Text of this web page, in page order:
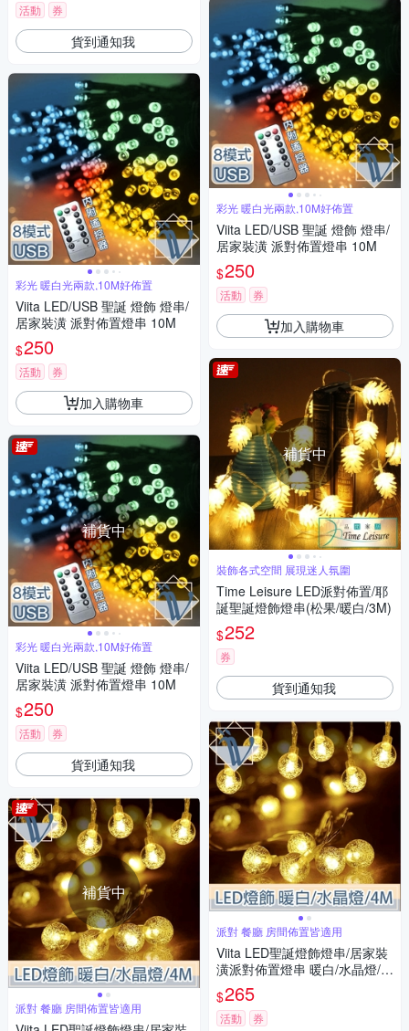
活動 券
貨到通知我
彩光 暖白光兩款,10M好佈置
Viita LED/USB 聖誕 燈飾 燈串/
居家裝潢 派對佈置燈串 10M
$250
活動 券
加入購物車
補貨中
彩光 暖白光兩款,10M好佈置
Viita LED/USB 聖誕 燈飾 燈串/
居家裝潢 派對佈置燈串 10M
$250
活動 券
貨到通知我
補貨中
派對 餐廳 房間佈置皆適用
彩光 暖白光兩款,10M好佈置
Viita LED/USB 聖誕 燈飾 燈串/
居家裝潢 派對佈置燈串 10M
$250
活動 券
加入購物車
補貨中
裝飾各式空間 展現迷人氛圍
Time Leisure LED派對佈置/耶
誕聖誕燈飾燈串(松果/暖白/3M)
$252
券
貨到通知我
派對 餐廳 房間佈置皆適用
Viita LED聖誕燈飾燈串/居家裝
潢派對佈置燈串 暖白/水晶燈/4
M
$265
活動 券